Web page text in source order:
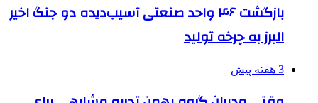
بازگشت ۴۶ واحد صنعتی آسیب‌دیده دو جنگ اخیر
البرز به چرخه تولید
3 هفته پیش